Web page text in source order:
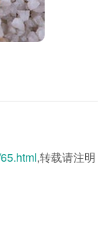
,转载请注明